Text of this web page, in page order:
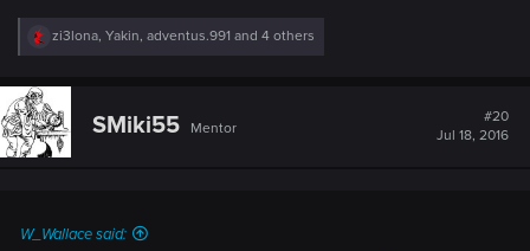
R
e
c
t
i
o
zi3lona, Yakin, adventus.991 and 4 others
SMiki55 Mentor
#20
Jul 18, 2016
W_Wallace said: